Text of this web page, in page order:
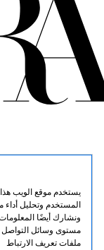
يستخدم موقع الويب
المستخدم وتحليل
ونشارك أيضًا
مستوى وسائل التواصل
ملفات تعريف الارتباط